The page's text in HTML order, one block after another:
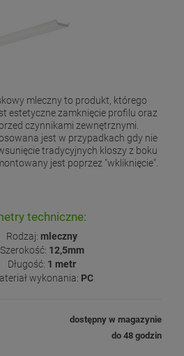
mleczny to produkt, którego
estetyczne zamknięcie profilu oraz
czynnikami zewnętrznymi.
jest w przypadkach gdy nie
tradycyjnych kloszy z boku
jest poprzez "wkliknięcie".
techniczne:
Rodzaj: mleczny
Szerokość: 12,5mm
Długość: 1 metr
wykonania: PC
dostępny w magazynie
do 48 godzin